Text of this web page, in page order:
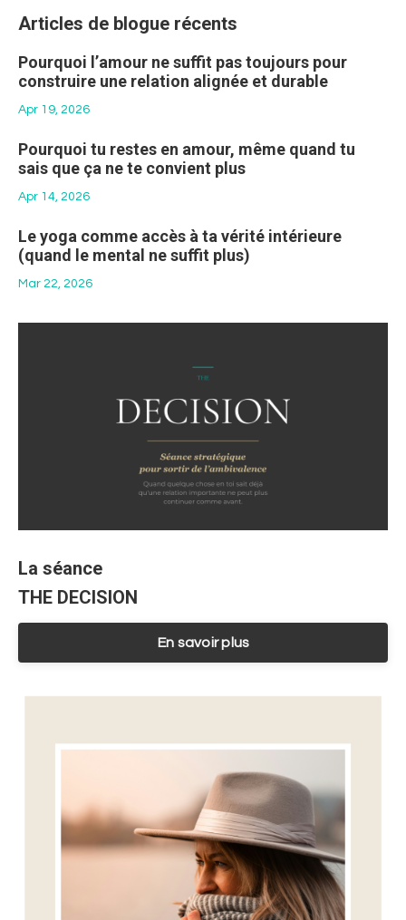
Articles de blogue récents
Pourquoi l’amour ne suffit pas toujours pour
construire une relation alignée et durable
Apr 19, 2026
Pourquoi tu restes en amour, même quand tu
sais que ça ne te convient plus
Apr 14, 2026
Le yoga comme accès à ta vérité intérieure
(quand le mental ne suffit plus)
Mar 22, 2026
La séance
THE DECISION
En savoir plus